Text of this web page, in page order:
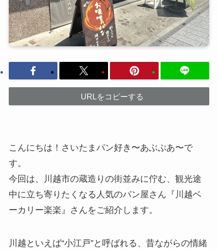
URLをコピーする
こんにちは！さいたまパン好き〜あぶぷあ〜で
す。
今回は、川越市の蔵造りの街並みに佇む、観光途
中に立ち寄りたくなる人気のパン屋さん『川越ベ
ーカリー楽楽』さんをご紹介します。
川越といえば“小江戸”と呼ばれる、昔ながらの情緒